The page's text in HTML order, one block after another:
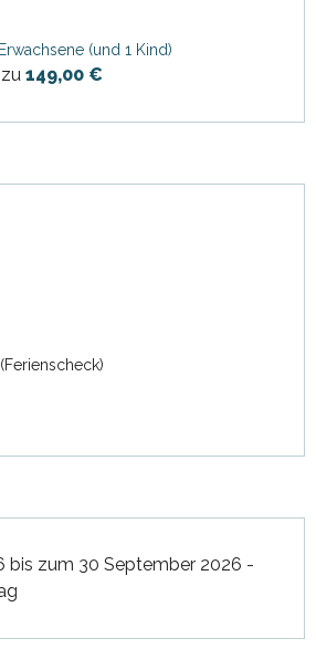
(und 1 Kind)
149,00 €
bis zum 30 September 2026 -